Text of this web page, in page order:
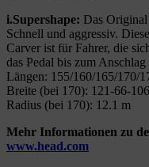
i.Supershape: Das
Schnell und aggressiv.
Carver ist für Fahrer, die
das Pedal bis zum
Längen: 155/160/165/170/
Breite (bei 170): 121-66-
Radius (bei 170): 12.1 m
Mehr Informationen zu
www.head.com